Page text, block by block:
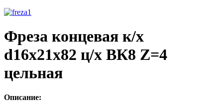
Фреза концевая к/х
d16х21х82 ц/х ВК8 Z=4
цельная
Описание: